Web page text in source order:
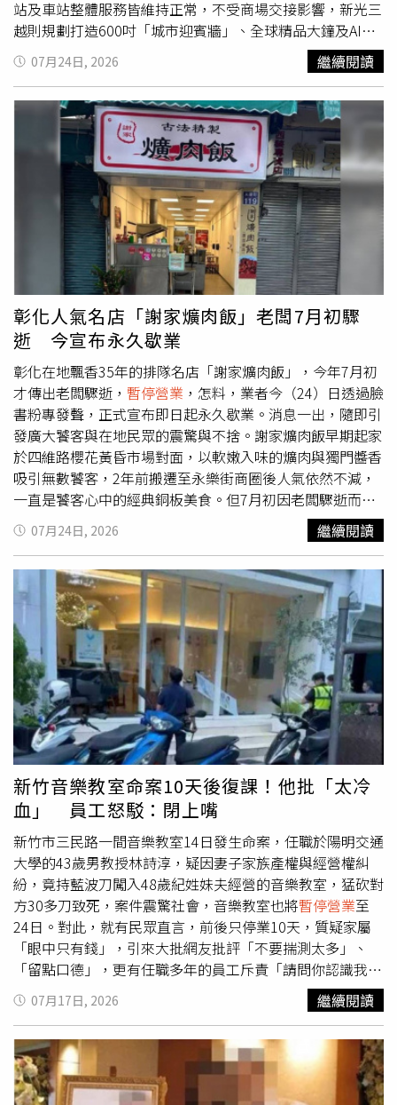
站及車站整體服務皆維持正常，不受商場交接影響，新光三
越則規劃打造600吋「城市迎賓牆」、全球精品大鐘及AI智
慧導引等設施，為北車商場帶來全新面貌。台鐵表示，此次
交接範圍主要為台北車站ROT商場空間，包括地上1、2樓及
地下1樓的伴手禮、餐飲、美食街、零售及主題餐廳等櫃
位，均於7月24日下午3時起暫停營業，隨即展開營運交接
與盤點作業，預計一路持續至凌晨完成，7月25日起恢復各
樓層正常營業時間。台鐵也提醒，原本規劃24日下午或傍晚
前往台北車站用餐、購買伴手禮或逛街的民眾，應留意商場
提早打烊時間，建議事先調整行程，以免白跑一趟。交接期
間並非所有店家都停止營業。台鐵指出，1樓4家全家便利商
店、臺鐵便當本舖、臺鐵夢工場，以及易遊網、雄獅旅遊、
按摩小棧等櫃位，24日仍照常提供服務，旅客仍可正常購
物、用餐及洽辦相關業務。台鐵總經理馮輝昇表示，感謝微
風19年來投入北車商場經營，陪伴北車商圈一路成長，也為
旅客提供多元服務。未來由新光三越接棒後，希望結合新的
經營理念，打造更具國門意象的商場空間，讓台北車站成為
展現首都門戶形象的重要據點。馮輝昇指出，由於北車商場
總面積約1萬4000平方公尺，雙方事前已密切協調交接細
節，24日下午3時正式點交後，新光三越將於凌晨同步進
場，完成POS系統等營運設備建置，預計25日上午6時起即
可銜接營運，降低對旅客及店家的影響。目前北車商場約
120家櫃位中，已有110家與新光三越簽訂短期租約，因此
大部分品牌將持續營業，不會因經營權更替而全面撤櫃。新
光三越預計8月提出分期、分區整建規劃，依契約須於民國
117年（2028年）前完成整體改造工程，依法則享有最長2
年8個月的整建期。對於未來商場改造方向，台鐵透露，新
光三越提案中包含多項亮點設施，其中最受矚目的就是打造
約600吋大型「城市迎賓牆」，未來除可播放城市形象內容
外，也可轉播大型運動賽事及重要活動，成為旅客聚集的新
亮點。此外，商場還將引進全球精品大鐘，延續並升級現有
北車大廳整點報時特色，同時在公共空間及廁所導入AI智慧
導引系統，提升旅客便利性與整體服務品質。新光三越先前
表示，未來將以台北車站為核心據點，配合台北西區門戶計
畫發展，串聯南西商圈與台北站前商圈，並結合集團近450
萬會員生態圈、智慧零售科技及軟硬體升級，引進更多元的
餐飲、零售、藝術文化及潮流品牌，打造兼具交通、購物、
休憩與文化功能的「城市客廳」，讓台北車站成為展現台灣
新國門形象的重要商業地標。
07月24日, 2026 繼續閱讀
彰化人氣名店「謝家爌肉飯」老闆7月初驟
逝 今宣布永久歇業
彰化在地飄香35年的排隊名店「謝家爌肉飯」，今年7月初
才傳出老闆驟逝， 暫停營業 ，怎料，業者今（24）日透過臉
書粉專發聲，正式宣布即日起永久歇業。消息一出，隨即引
發廣大饕客與在地民眾的震驚與不捨。謝家爌肉飯早期起家
於四維路櫻花黃昏市場對面，以軟嫩入味的爌肉與獨門醬香
吸引無數饕客，2年前搬遷至永樂街商圈後人氣依然不減，
一直是饕客心中的經典銅板美食。但7月初因老闆驟逝而暫
停營業，沒想到今日業者透過臉書粉專發布永久歇業聲明。
老闆娘在聲明中表示，感謝大家多年的支持與愛護，經過思
考後，決定停下腳步，「這一次，真的到了終點站」；業者
向曾經蒞臨的每一位致謝，並宣布「即日起，謝家爌肉飯永
久歇業。」並感性寫下「千言萬語，只有一句：謝謝大家，
一路有你們，真的很幸福。」不少客顧推測歇業的主因，源
於負責廚房掌杓的老闆本月初驟逝。據《ETtoday新聞雲》
報導，老闆娘鬆口，與口味傳承無關，主要是子女有穩定事
業無意接班，且餐飲業人手難找，各種考量下決定放手。彰
化市長林世賢得知後也表達深切惋惜，直言謝家爌肉飯早已
是市民共同的飲食記憶。
07月24日, 2026 繼續閱讀
新竹音樂教室命案10天後復課！他批「太冷
血」 員工怒駁：閉上嘴
新竹市三民路一間音樂教室14日發生命案，任職於陽明交通
大學的43歲男教授林詩淳，疑因妻子家族產權與經營權糾
紛，竟持藍波刀闖入48歲紀姓妹夫經營的音樂教室，猛砍對
方30多刀致死，案件震驚社會，音樂教室也將暫停營業至
24日。對此，就有民眾直言，前後只停業10天，質疑家屬
「眼中只有錢」，引來大批網友批評「不要揣測太多」、
「留點口德」，更有任職多年的員工斥責「請問你認識我們
老闆嗎？不認識的話就閉上你嘴」。有位民眾在Threads發
文表示，該音樂教室發出公告，表示會
暫停營業至7月24
日，讓他感到十分訝異，認為距離案發僅10天，卻能「收起
失去配偶的眼淚，繼續打開荷包賺錢」，更直言「其實很佩
服這樣眼中只有錢除了錢還是錢的冷血」。貼文曝光後，許
多網友紛紛在底下留言，「不要揣測太多了啦」、「我覺得
07月17日, 2026 繼續閱讀